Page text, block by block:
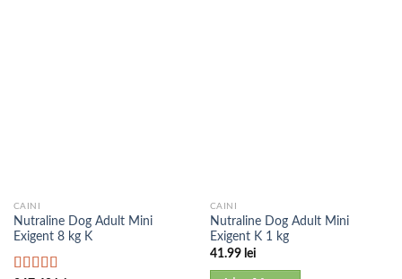
CAINI
Nutraline Dog Adult Mini
Exigent 8 kg K
CAINI
Nutraline Dog Adult Mini
Exigent K 1 kg
41.99 lei